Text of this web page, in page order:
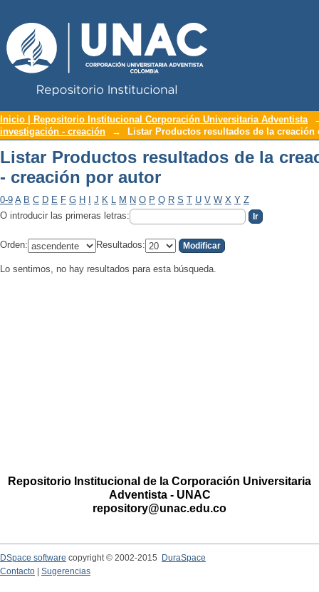
Listar Productos resultados de la
Inicio | Repositorio Institucional Corporación Universitaria Adventista
investigación - creación
→ Listar Productos resultados de la
Listar Productos resultados de la
- creación por autor
0-9 A B C D E F G H J K L M N O P Q R S T U V W X Y Z
O introducir las primeras letras:
Orden: Resultados:
Lo sentimos, no hay resultados para esta búsqueda.
Repositorio Institucional de la Corporación Universitaria
Adventista - UNAC
repository@unac.edu.co
DSpace software copyright © 2002-2015
DuraSpace
Contacto
Sugerencias